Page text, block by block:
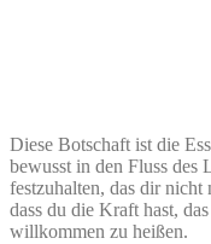
Diese Botschaft ist die
bewusst in den Fluss des
festzuhalten, das dir nicht
dass du die Kraft hast,
willkommen zu heißen.